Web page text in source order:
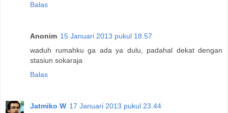
Balas
Anonim 15 Januari 2013 pukul 18.57
waduh rumahku ga ada ya dulu, padahal dekat dengan
stasiun sokaraja
Balas
Jatmiko W 17 Januari 2013 pukul 23.44